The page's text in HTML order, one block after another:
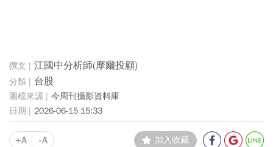
江國中分析師(摩爾投顧)
台股
今周刊攝影資料庫
2026-06-15 15:33
+A -A 加入收藏